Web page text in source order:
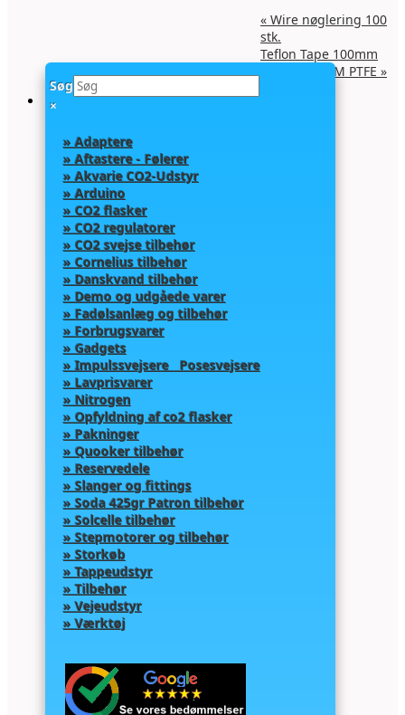
« Wire nøglering 100
stk.
Teflon Tape 100mm
0.13mm x10M PTFE »
Søg
×
» Adaptere
» Aftastere - Følerer
» Akvarie CO2-Udstyr
» Arduino
» CO2 flasker
» CO2 regulatorer
» CO2 svejse tilbehør
» Cornelius tilbehør
» Danskvand tilbehør
» Demo og udgåede varer
» Fadølsanlæg og tilbehør
» Forbrugsvarer
» Gadgets
» Impulssvejsere Posesvejsere
» Lavprisvarer
» Nitrogen
» Opfyldning af co2 flasker
» Pakninger
» Quooker tilbehør
» Reservedele
» Slanger og fittings
» Soda 425gr Patron tilbehør
» Solcelle tilbehør
» Stepmotorer og tilbehør
» Storkøb
» Tappeudstyr
» Tilbehør
» Vejeudstyr
» Værktøj